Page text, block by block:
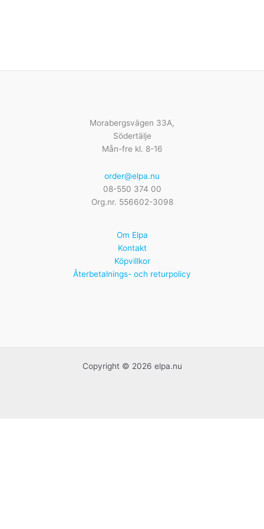
Morabergsvägen 33A,
Södertälje
Mån-fre kl. 8-16
order@elpa.nu
08-550 374 00
Org.nr. 556602-3098
Om Elpa
Kontakt
Köpvillkor
Återbetalnings- och returpolicy
Copyright © 2026 elpa.nu